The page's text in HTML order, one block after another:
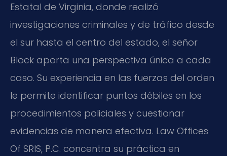
Estatal de Virginia, donde realizó
investigaciones criminales y de tráfico desde
el sur hasta el centro del estado, el señor
Block aporta una perspectiva única a cada
caso. Su experiencia en las fuerzas del orden
le permite identificar puntos débiles en los
procedimientos policiales y cuestionar
evidencias de manera efectiva. Law Offices
Of SRIS, P.C. concentra su práctica en